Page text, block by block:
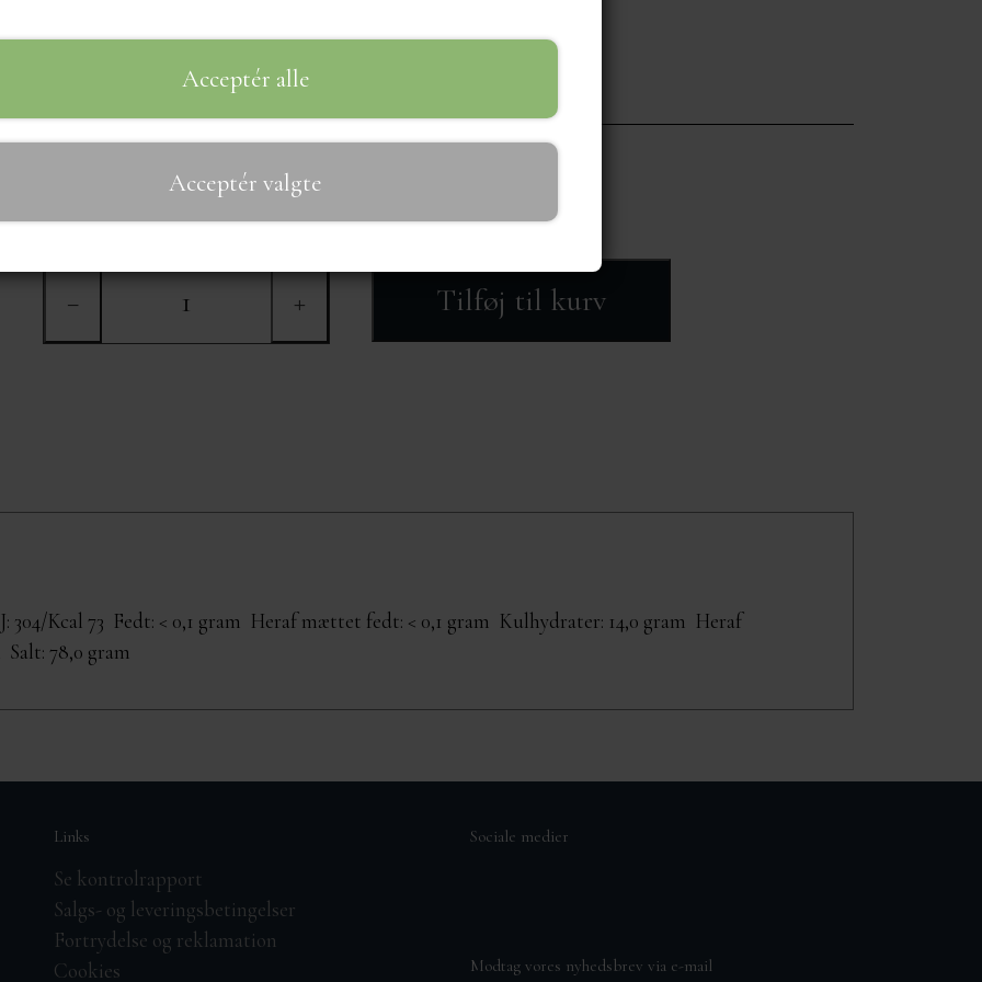
49,00 kr.
Er også god på hasselback kartofler mv
− + Tilføj til kurv
304/Kcal 73 Fedt: < 0,1 gram Heraf mættet fedt: < 0,1 gram Kulhydrater: 14,0 gram Heraf
78,0 gram
Links
Se kontrolrapport
Salgs- og leveringsbetingelser
Fortrydelse og reklamation
Cookies
Sociale medier
Modtag vores nyhedsbrev via e-mail
Acceptér alle
Acceptér valgte